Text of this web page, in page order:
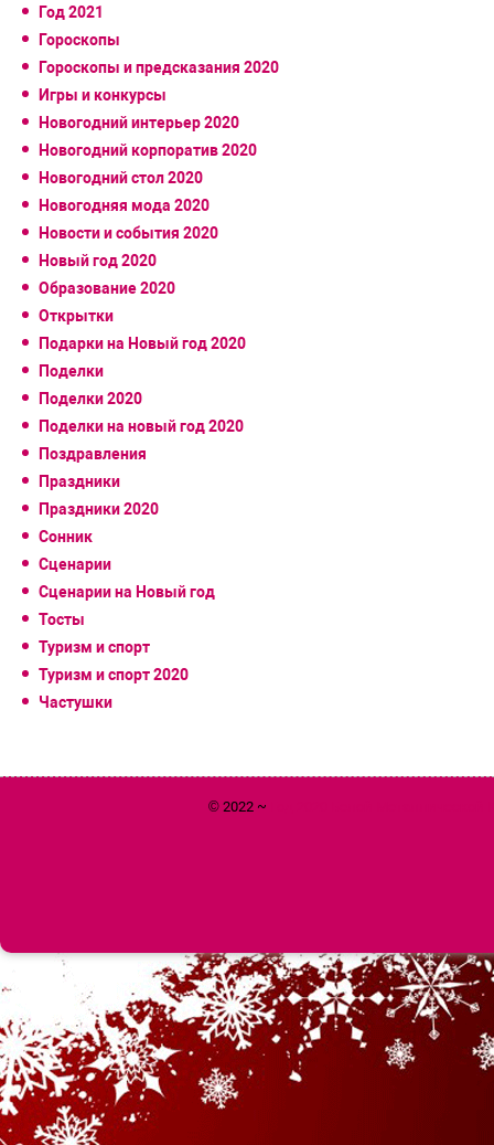
Год 2021
Гороскопы
Гороскопы и предсказания 2020
Игры и конкурсы
Новогодний интерьер 2020
Новогодний корпоратив 2020
Новогодний стол 2020
Новогодняя мода 2020
Новости и события 2020
Новый год 2020
Образование 2020
Открытки
Подарки на Новый год 2020
Поделки
Поделки 2020
Поделки на новый год 2020
Поздравления
Праздники
Праздники 2020
Сонник
Сценарии
Сценарии на Новый год
Тосты
Туризм и спорт
Туризм и спорт 2020
Частушки
© 2022 ~